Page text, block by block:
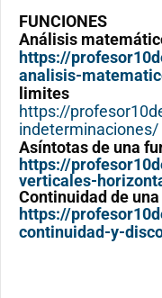
FUNCIONES
Análisis
https://
analisis-
limites
https://
indeterminaciones/
Asíntotas de una
https://
verticales-
Continuidad de
https://
continuidad-y-